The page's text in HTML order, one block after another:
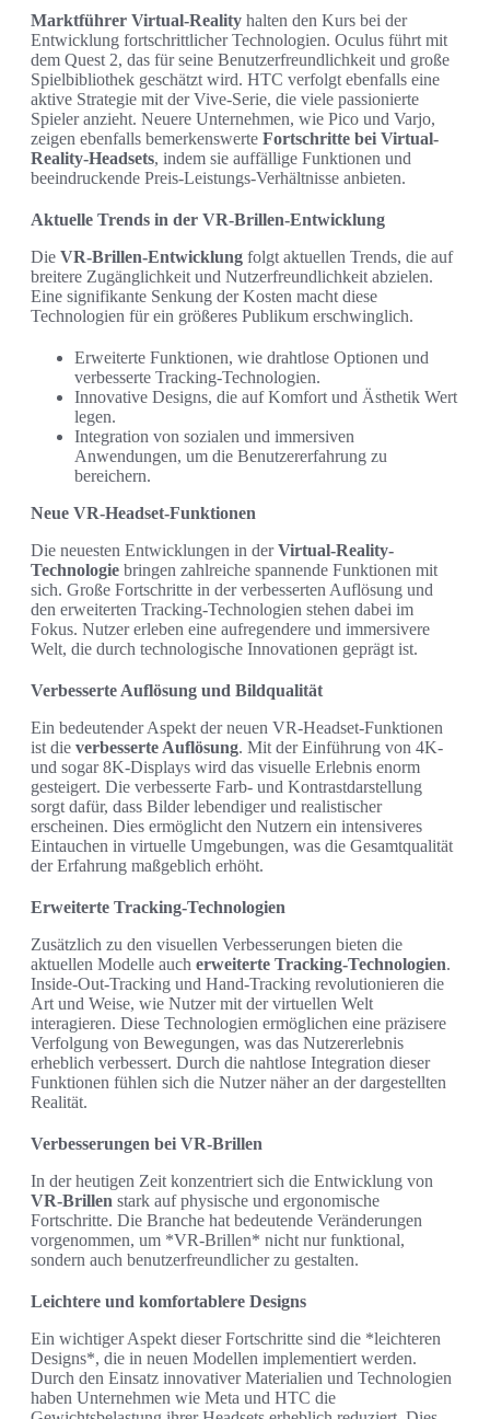
Marktführer Virtual-Reality halten den Kurs bei der
Entwicklung fortschrittlicher Technologien. Oculus führt mit
dem Quest 2, das für seine Benutzerfreundlichkeit und große
Spielbibliothek geschätzt wird. HTC verfolgt ebenfalls eine
aktive Strategie mit der Vive-Serie, die viele passionierte
Spieler anzieht. Neuere Unternehmen, wie Pico und Varjo,
zeigen ebenfalls bemerkenswerte Fortschritte bei Virtual-
Reality-Headsets, indem sie auffällige Funktionen und
beeindruckende Preis-Leistungs-Verhältnisse anbieten.
Aktuelle Trends in der VR-Brillen-Entwicklung
Die VR-Brillen-Entwicklung folgt aktuellen Trends, die auf
breitere Zugänglichkeit und Nutzerfreundlichkeit abzielen.
Eine signifikante Senkung der Kosten macht diese
Technologien für ein größeres Publikum erschwinglich.
Erweiterte Funktionen, wie drahtlose Optionen und
verbesserte Tracking-Technologien.
Innovative Designs, die auf Komfort und Ästhetik Wert
legen.
Integration von sozialen und immersiven
Anwendungen, um die Benutzererfahrung zu
bereichern.
Neue VR-Headset-Funktionen
Die neuesten Entwicklungen in derVirtual-Reality-
Technologie bringen zahlreiche spannende Funktionen mit
sich. Große Fortschritte in der verbesserten Auflösung und
den erweiterten Tracking-Technologien stehen dabei im
Fokus. Nutzer erleben eine aufregendere und immersivere
Welt, die durch technologische Innovationen geprägt ist.
Verbesserte Auflösung und Bildqualität
Ein bedeutender Aspekt der neuen VR-Headset-Funktionen
ist die verbesserte Auflösung. Mit der Einführung von 4K-
und sogar 8K-Displays wird das visuelle Erlebnis enorm
gesteigert. Die verbesserte Farb- und Kontrastdarstellung
sorgt dafür, dass Bilder lebendiger und realistischer
erscheinen. Dies ermöglicht den Nutzern ein intensiveres
Eintauchen in virtuelle Umgebungen, was die Gesamtqualität
der Erfahrung maßgeblich erhöht.
Erweiterte Tracking-Technologien
Zusätzlich zu den visuellen Verbesserungen bieten die
aktuellen Modelle auch erweiterte Tracking-Technologien.
Inside-Out-Tracking und Hand-Tracking revolutionieren die
Art und Weise, wie Nutzer mit der virtuellen Welt
interagieren. Diese Technologien ermöglichen eine präzisere
Verfolgung von Bewegungen, was das Nutzererlebnis
erheblich verbessert. Durch die nahtlose Integration dieser
Funktionen fühlen sich die Nutzer näher an der dargestellten
Realität.
Verbesserungen bei VR-Brillen
In der heutigen Zeit konzentriert sich die Entwicklung von
VR-Brillen stark auf physische und ergonomische
Fortschritte. Die Branche hat bedeutende Veränderungen
vorgenommen, um *VR-Brillen* nicht nur funktional,
sondern auch benutzerfreundlicher zu gestalten.
Leichtere und komfortablere Designs
Ein wichtiger Aspekt dieser Fortschritte sind die *leichteren
Designs*, die in neuen Modellen implementiert werden.
Durch den Einsatz innovativer Materialien und Technologien
haben Unternehmen wie Meta und HTC die